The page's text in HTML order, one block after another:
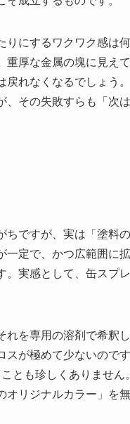
にするワクワク感は
厚な金属の塊に見え
れなくなるでしょう
その失敗すらも「次
ちですが、実は「塗料
定で、かつ広範囲に
実感として、缶スプ
を専用の溶剤で希釈
が極めて少ないので
とも珍しくありませ
リジナルカラー」を